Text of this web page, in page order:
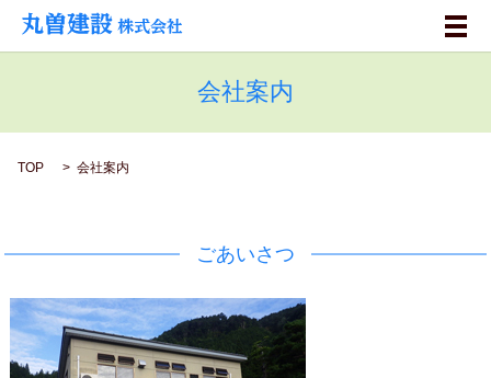
メ
会社案内
TOP 会社案内
ごあいさつ